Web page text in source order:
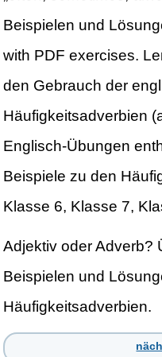
Beispielen und
with PDF exercises.
den Gebrauch der
Häufigkeitsadverbien
Englisch-Übungen
Beispiele zu den
Klasse 6, Klasse 7,
Adjektiv oder Adverb?
Beispielen und
Häufigkeitsadverbien.